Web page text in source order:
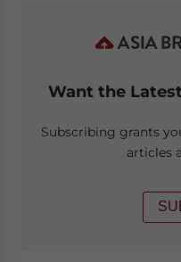
Want the
Subscribing grants
articles